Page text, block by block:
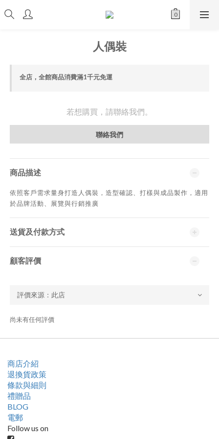
人偶裝
全店，全館商品消費滿1千元免運
若想購買，請聯絡我們。
聯絡我們
商品描述
依照客戶需求量身打造人偶裝，造型確認、打樣與成品製作，適用
於品牌活動、展覽與行銷推廣
送貨及付款方式
顧客評價
尚未有任何評價
商店介紹
退換貨政策
條款與細則
禮贈品
BLOG
電郵
Follow us on